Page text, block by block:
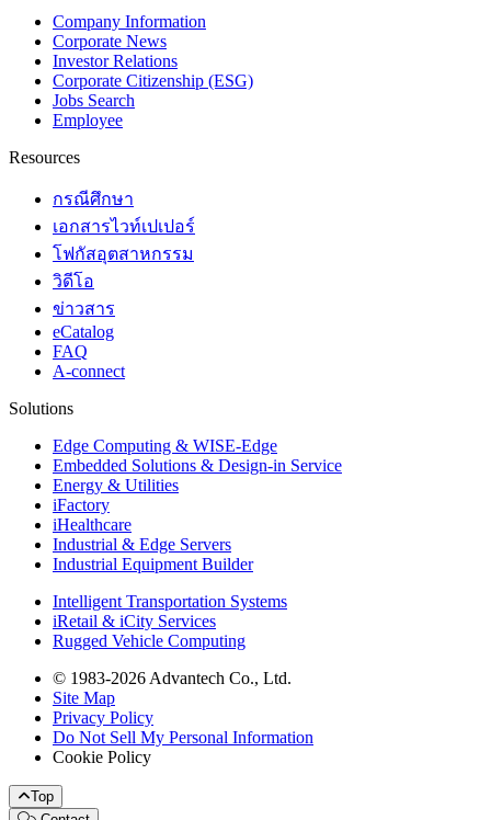
Company Information
Corporate News
Investor Relations
Corporate Citizenship (ESG)
Jobs Search
Employee
Resources
กรณีศึกษา
เอกสารไวท์เปเปอร์
โฟกัสอุตสาหกรรม
วิดีโอ
ข่าวสาร
eCatalog
FAQ
A-connect
Solutions
Edge Computing & WISE-Edge
Embedded Solutions & Design-in Service
Energy & Utilities
iFactory
iHealthcare
Industrial & Edge Servers
Industrial Equipment Builder
Intelligent Transportation Systems
iRetail & iCity Services
Rugged Vehicle Computing
© 1983-2026 Advantech Co., Ltd.
Site Map
Privacy Policy
Do Not Sell My Personal Information
Cookie Policy
Top